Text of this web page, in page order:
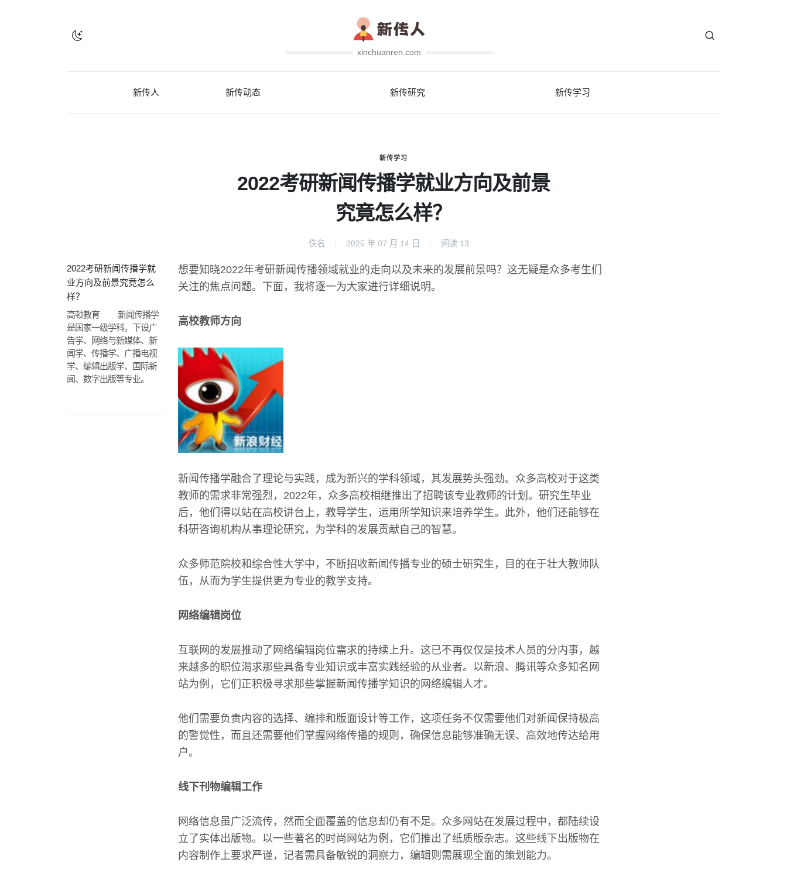
xinchuanren.com
新传人 新传动态 新传研究 新传学习
新传学习
2022考研新闻传播学就业方向及前景
究竟怎么样？
佚名 2025 年 07 月 14 日 阅读 13
2022考研新闻传播学就
业方向及前景究竟怎么
样？
高顿教育 新闻传播学
是国家一级学科，下设广
告学、网络与新媒体、新
闻学、传播学、广播电视
学、编辑出版学、国际新
闻、数字出版等专业。
想要知晓2022年考研新闻传播领域就业的走向以及未来的发展前景吗？这无疑是众多考生们
关注的焦点问题。下面，我将逐一为大家进行详细说明。
高校教师方向
新闻传播学融合了理论与实践，成为新兴的学科领域，其发展势头强劲。众多高校对于这类
教师的需求非常强烈，2022年，众多高校相继推出了招聘该专业教师的计划。研究生毕业
后，他们得以站在高校讲台上，教导学生，运用所学知识来培养学生。此外，他们还能够在
科研咨询机构从事理论研究，为学科的发展贡献自己的智慧。
众多师范院校和综合性大学中，不断招收新闻传播专业的硕士研究生，目的在于壮大教师队
伍，从而为学生提供更为专业的教学支持。
网络编辑岗位
互联网的发展推动了网络编辑岗位需求的持续上升。这已不再仅仅是技术人员的分内事，越
来越多的职位渴求那些具备专业知识或丰富实践经验的从业者。以新浪、腾讯等众多知名网
站为例，它们正积极寻求那些掌握新闻传播学知识的网络编辑人才。
他们需要负责内容的选择、编排和版面设计等工作，这项任务不仅需要他们对新闻保持极高
的警觉性，而且还需要他们掌握网络传播的规则，确保信息能够准确无误、高效地传达给用
户。
线下刊物编辑工作
网络信息虽广泛流传，然而全面覆盖的信息却仍有不足。众多网站在发展过程中，都陆续设
立了实体出版物。以一些著名的时尚网站为例，它们推出了纸质版杂志。这些线下出版物在
内容制作上要求严谨，记者需具备敏锐的洞察力，编辑则需展现全面的策划能力。